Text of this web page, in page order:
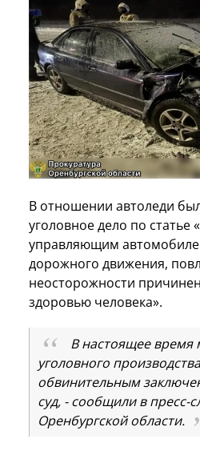
В отношении автоледи
уголовное дело по
управляющим
дорожного движения,
неосторожности
здоровью человека».
В настоящее время
уголовного
обвинительным
суд, - сообщили в пресс-
Оренбургской области.